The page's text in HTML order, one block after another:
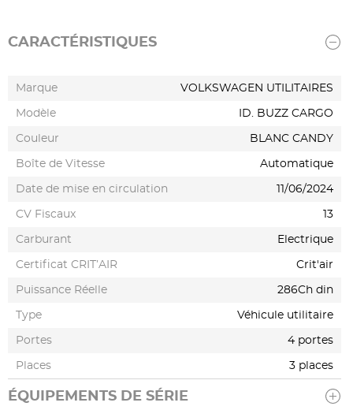
CARACTÉRISTIQUES
Marque VOLKSWAGEN UTILITAIRES
Modèle ID. BUZZ CARGO
Couleur BLANC CANDY
Boîte de Vitesse Automatique
Date de mise en circulation 11/06/2024
CV Fiscaux 13
Carburant Electrique
Certificat CRIT’AIR Crit'air
Puissance Réelle 286Ch din
Type Véhicule utilitaire
Portes 4 portes
Places 3 places
ÉQUIPEMENTS DE SÉRIE